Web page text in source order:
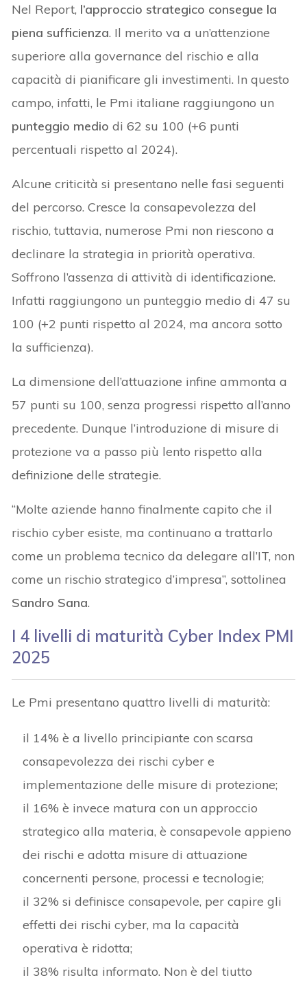
Nel Report, l’approccio strategico consegue la
piena sufficienza. Il merito va a un’attenzione
superiore alla governance del rischio e alla
capacità di pianificare gli investimenti. In questo
campo, infatti, le Pmi italiane raggiungono un
punteggio medio di 62 su 100 (+6 punti
percentuali rispetto al 2024).
Alcune criticità si presentano nelle fasi seguenti
del percorso. Cresce la consapevolezza del
rischio, tuttavia, numerose Pmi non riescono a
declinare la strategia in priorità operativa.
Soffrono l’assenza di attività di identificazione.
Infatti raggiungono un punteggio medio di 47 su
100 (+2 punti rispetto al 2024, ma ancora sotto
la sufficienza).
La dimensione dell’attuazione infine ammonta a
57 punti su 100, senza progressi rispetto all’anno
precedente. Dunque l’introduzione di misure di
protezione va a passo più lento rispetto alla
definizione delle strategie.
“Molte aziende hanno finalmente capito che il
rischio cyber esiste, ma continuano a trattarlo
come un problema tecnico da delegare all’IT, non
come un rischio strategico d’impresa”, sottolinea
Sandro Sana.
I 4 livelli di maturità Cyber Index PMI
2025
Le Pmi presentano quattro livelli di maturità:
il 14% è a livello principiante con scarsa
consapevolezza dei rischi cyber e
implementazione delle misure di protezione;
il 16% è invece matura con un approccio
strategico alla materia, è consapevole appieno
dei rischi e adotta misure di attuazione
concernenti persone, processi e tecnologie;
il 32% si definisce consapevole, per capire gli
effetti dei rischi cyber, ma la capacità
operativa è ridotta;
il 38% risulta informato. Non è del tiutto